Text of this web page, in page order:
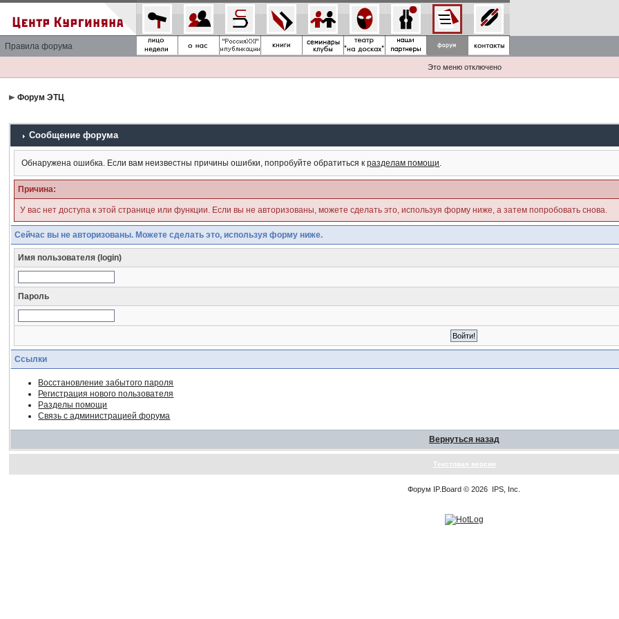
Правила форума
Это меню отключено
Форум ЭТЦ
Сообщение форума
Обнаружена ошибка. Если вам неизвестны причины ошибки, попробуйте обратиться кразделам помощи.
Причина:
У вас нет доступа к этой странице или функции. Если вы не авторизованы, можете сделать это, используя форму ниже, а затем попробовать снова.
Сейчас вы не авторизованы. Можете сделать это, используя форму ниже.
Имя пользователя (login)
Пароль
Ссылки
Восстановление забытого пароля
Регистрация нового пользователя
Разделы помощи
Связь с администрацией форума
Вернуться назад
Текстовая версия
Форум IP.Board © 2026 IPS, Inc